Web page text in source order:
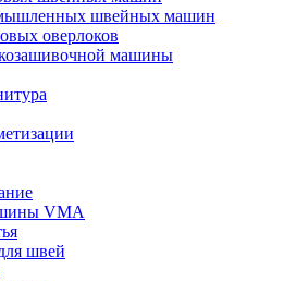
швейных машин
оверлоков
машины
VMA
швей